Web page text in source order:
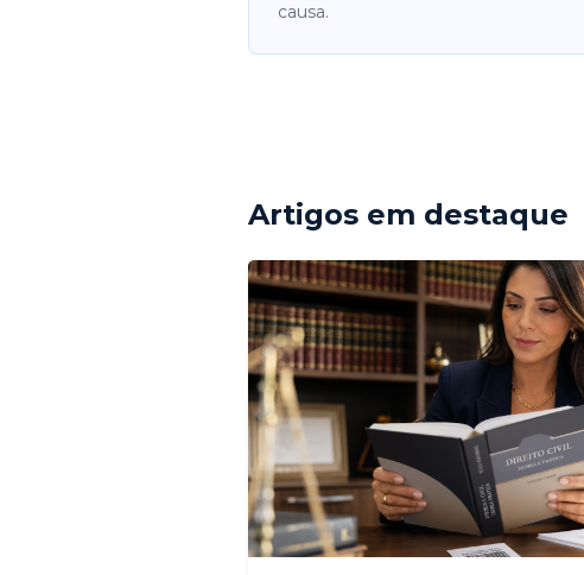
causa.
Artigos em destaque